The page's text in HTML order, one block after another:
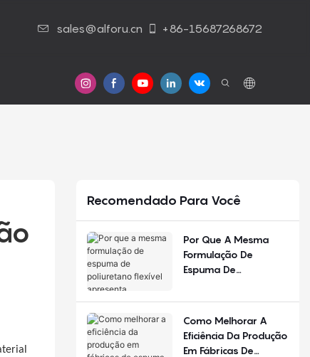
sales@alforu.cn +86-15687268672
Conosco
Recomendado Para Você
Por Que A Mesma
Formulação De
Espuma De
Apresenta
Diferente Em
Diferentes Estações
Como Melhorar A
Eficiência Da Produção
Em Fábricas De